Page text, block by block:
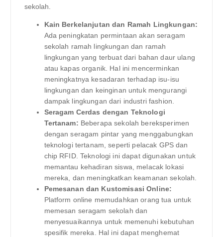
sekolah.
Kain Berkelanjutan dan Ramah Lingkungan:
Ada peningkatan permintaan akan seragam
sekolah ramah lingkungan dan ramah
lingkungan yang terbuat dari bahan daur ulang
atau kapas organik. Hal ini mencerminkan
meningkatnya kesadaran terhadap isu-isu
lingkungan dan keinginan untuk mengurangi
dampak lingkungan dari industri fashion.
Seragam Cerdas dengan Teknologi
Tertanam: Beberapa sekolah bereksperimen
dengan seragam pintar yang menggabungkan
teknologi tertanam, seperti pelacak GPS dan
chip RFID. Teknologi ini dapat digunakan untuk
memantau kehadiran siswa, melacak lokasi
mereka, dan meningkatkan keamanan sekolah.
Pemesanan dan Kustomisasi Online:
Platform online memudahkan orang tua untuk
memesan seragam sekolah dan
menyesuaikannya untuk memenuhi kebutuhan
spesifik mereka. Hal ini dapat menghemat